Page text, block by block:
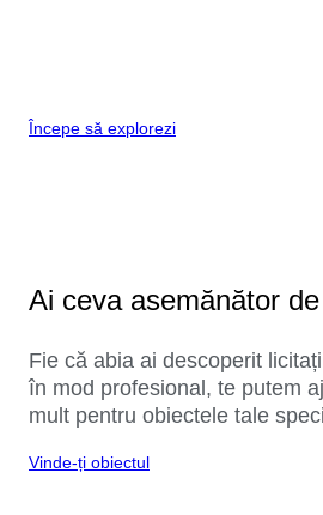
Începe să explorezi
Ai ceva asemănător
Fie că abia ai descoperit
în mod profesional, te putem
mult pentru obiectele tale
Vinde-ți obiectul